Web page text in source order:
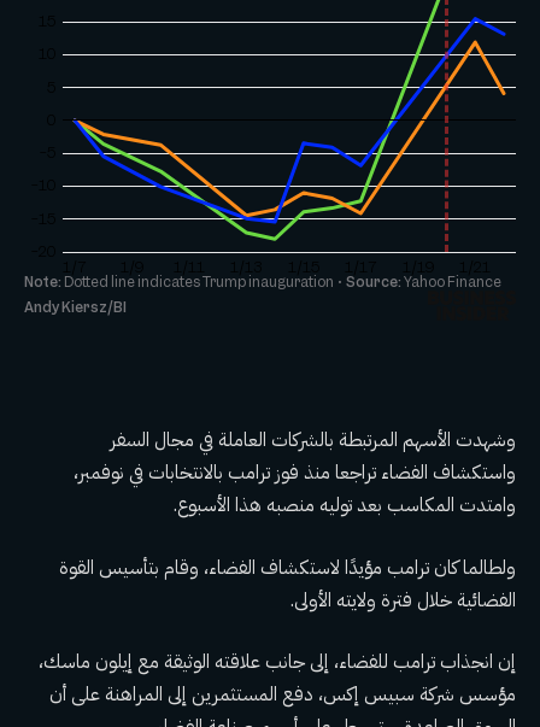
وشهدت الأسهم المرتبطة بالشركات العاملة في مجال السفر
واستكشاف الفضاء تراجعا منذ فوز ترامب بالانتخابات في نوفمبر،
وامتدت المكاسب بعد توليه منصبه هذا الأسبوع.
ولطالما كان ترامب مؤيدًا لاستكشاف الفضاء، وقام بتأسيس القوة
الفضائية خلال فترة ولايته الأولى.
إن انجذاب ترامب للفضاء، إلى جانب علاقته الوثيقة مع إيلون ماسك،
مؤسس شركة سبيس إكس، دفع المستثمرين إلى المراهنة على أن